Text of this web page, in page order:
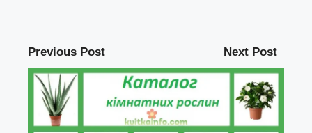
Previous Post Next Post